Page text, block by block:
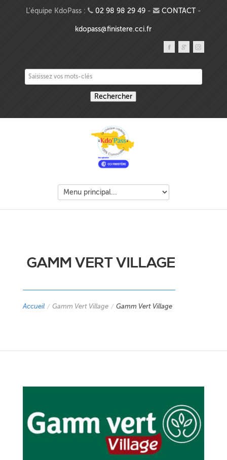
Aller au contenu principal
L'équipe KdoPass : 02 98 98 29 49- CONTACT-
kdopass@finistere.cci.fr
Saisissez vos mots-clés
GAMM VERT VILLAGE
Accueil / Gamm Vert Village / Gamm Vert Village